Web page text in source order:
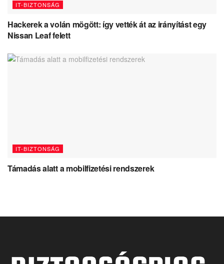
IT-BIZTONSÁG
Hackerek a volán mögött: így vették át az irányítást egy
Nissan Leaf felett
IT-BIZTONSÁG
Támadás alatt a mobilfizetési rendszerek